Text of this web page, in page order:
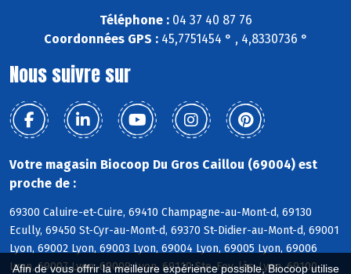
Afin de vous offrir la meilleure expérience possible, Biocoop utilise
Téléphone :04 37 40 87 76
Coordonnées GPS :45,7751454 ° , 4,8330736 °
Nous suivre sur
Votre magasin Biocoop Du Gros Caillou (69004) est
proche de :
69300 Caluire-et-Cuire, 69410 Champagne-au-Mont-d, 69130
Ecully, 69450 St-Cyr-au-Mont-d, 69370 St-Didier-au-Mont-d, 69001
Lyon, 69002 Lyon, 69003 Lyon, 69004 Lyon, 69005 Lyon, 69006
Lyon, 69007 Lyon, 69009 Lyon, 69110 Ste-Foy-lès-Lyon, 69100